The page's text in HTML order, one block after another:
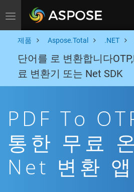
Toggle navigation
제품 Aspose.Total .NET
단어를 로 변환합니다
료 변환기 또는 Net SDK
PDF To
통한 무료
Net 변환 앱